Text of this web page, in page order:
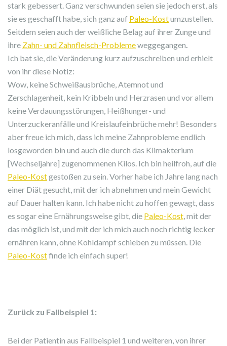
stark gebessert. Ganz verschwunden seien sie jedoch erst, als
sie es geschafft habe, sich ganz auf Paleo-Kostumzustellen.
Seitdem seien auch der weißliche Belag auf ihrer Zunge und
ihre Zahn- und Zahnfleisch-Problemeweggegangen.
Ich bat sie, die Veränderung kurz aufzuschreiben und erhielt
von ihr diese Notiz:
Wow, keine Schweißausbrüche, Atemnot und
Zerschlagenheit, kein Kribbeln und Herzrasen und vor allem
keine Verdauungsstörungen, Heißhunger- und
Unterzuckeranfälle und Kreislaufeinbrüche mehr! Besonders
aber freue ich mich, dass ich meine Zahnprobleme endlich
losgeworden bin und auch die durch das Klimakterium
[Wechseljahre] zugenommenen Kilos. Ich bin heilfroh, auf die
Paleo-Kostgestoßen zu sein. Vorher habe ich Jahre lang nach
einer Diät gesucht, mit der ich abnehmen und mein Gewicht
auf Dauer halten kann. Ich habe nicht zu hoffen gewagt, dass
es sogar eine Ernährungsweise gibt, die Paleo-Kost, mit der
das möglich ist, und mit der ich mich auch noch richtig lecker
ernähren kann, ohne Kohldampf schieben zu müssen. Die
Paleo-Kostfinde ich einfach super!
Zurück zu Fallbeispiel 1:
Bei der Patientin aus Fallbeispiel 1 und weiteren, von ihrer